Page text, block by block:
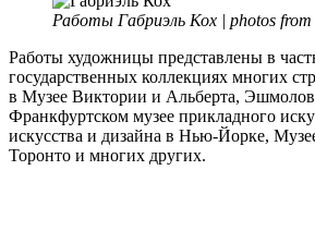
Работы Габриэль Кох | photos
Работы художницы представлены в
государственных коллекциях многих
в Музее Виктории и Альберта,
Франкфуртском музее прикладного
искусства и дизайна в Нью-Йорке,
Торонто и многих других.